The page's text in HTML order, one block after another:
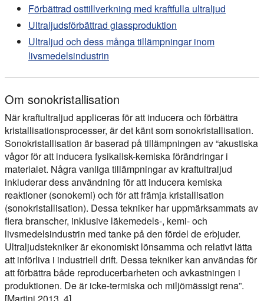
Förbättrad osttillverkning med kraftfulla ultraljud
Ultraljudsförbättrad glassproduktion
Ultraljud och dess många tillämpningar inom
livsmedelsindustrin
Om sonokristallisation
När kraftultraljud appliceras för att inducera och förbättra
kristallisationsprocesser, är det känt som sonokristallisation.
Sonokristallisation är baserad på tillämpningen av “akustiska
vågor för att inducera fysikalisk-kemiska förändringar i
materialet. Några vanliga tillämpningar av kraftultraljud
inkluderar dess användning för att inducera kemiska
reaktioner (sonokemi) och för att främja kristallisation
(sonokristallisation). Dessa tekniker har uppmärksammats av
flera branscher, inklusive läkemedels-, kemi- och
livsmedelsindustrin med tanke på den fördel de erbjuder.
Ultraljudstekniker är ekonomiskt lönsamma och relativt lätta
att införliva i industriell drift. Dessa tekniker kan användas för
att förbättra både reproducerbarheten och avkastningen i
produktionen. De är icke-termiska och miljömässigt rena”.